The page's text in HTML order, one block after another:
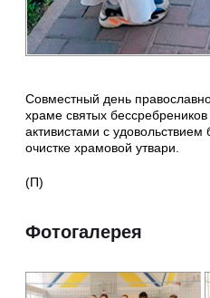
Совместный день
храме святых
активистами с
очистке храмовой утвари.
(П)
Фотогалерея